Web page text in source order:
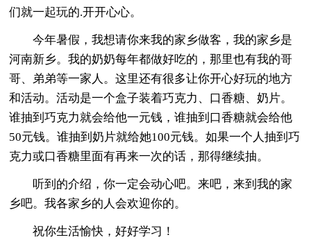
们就一起玩的.开开心心。
今年暑假，我想请你来我的家乡做客，我的家乡是
河南新乡。我的奶奶每年都做好吃的，那里也有我的哥
哥、弟弟等一家人。这里还有很多让你开心好玩的地方
和活动。活动是一个盒子装着巧克力、口香糖、奶片。
谁抽到巧克力就会给他一元钱，谁抽到口香糖就会给他
50元钱。谁抽到奶片就给她100元钱。如果一个人抽到巧
克力或口香糖里面有再来一次的话，那得继续抽。
听到的介绍，你一定会动心吧。来吧，来到我的家
乡吧。我各家乡的人会欢迎你的。
祝你生活愉快，好好学习！